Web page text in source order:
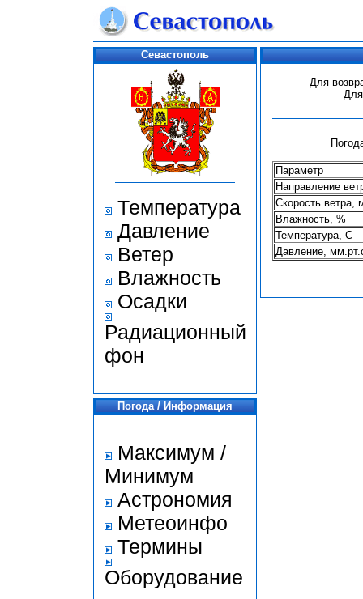
Севастополь
Температура
Давление
Ветер
Влажность
Осадки
Радиационный
фон
Погода / Информация
Максимум /
Минимум
Астрономия
Метеоинфо
Термины
Оборудование
Для
Параметр
Направление
Скорость ветра,
Влажность, %
Температура, С
Давление,